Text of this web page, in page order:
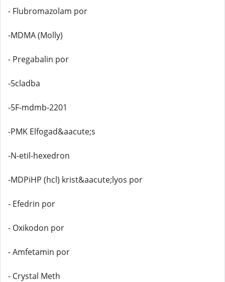
- Flubromazolam por
-MDMA (Molly)
- Pregabalin por
-5cladba
-5F-mdmb-2201
-PMK Elfogad&aacute;s
-N-etil-hexedron
-MDPiHP (hcl) krist&aacute;lyos por
- Efedrin por
- Oxikodon por
- Amfetamin por
- Crystal Meth